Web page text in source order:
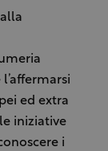
ed extra
iniziative
i